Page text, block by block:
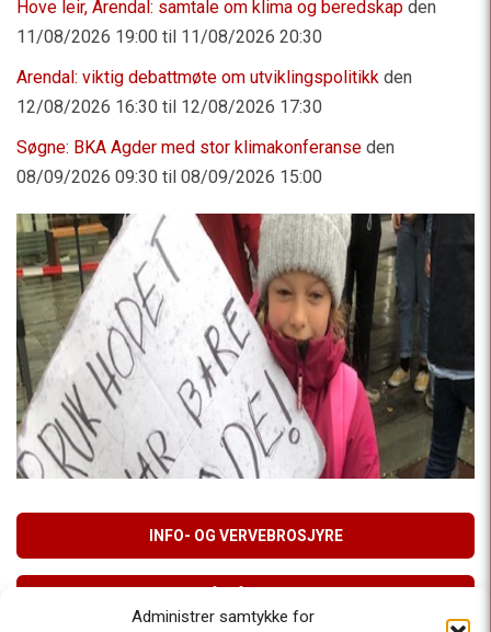
Administrer samtykke for
Hove leir, Arendal: samtale om klima og beredskap den
11/08/2026 19:00 til 11/08/2026 20:30
Arendal: viktig debattmøte om utviklingspolitikk den
12/08/2026 16:30 til 12/08/2026 17:30
Søgne: BKA Agder med stor klimakonferanse den
08/09/2026 09:30 til 08/09/2026 15:00
INFO- OG VERVEBROSJYRE